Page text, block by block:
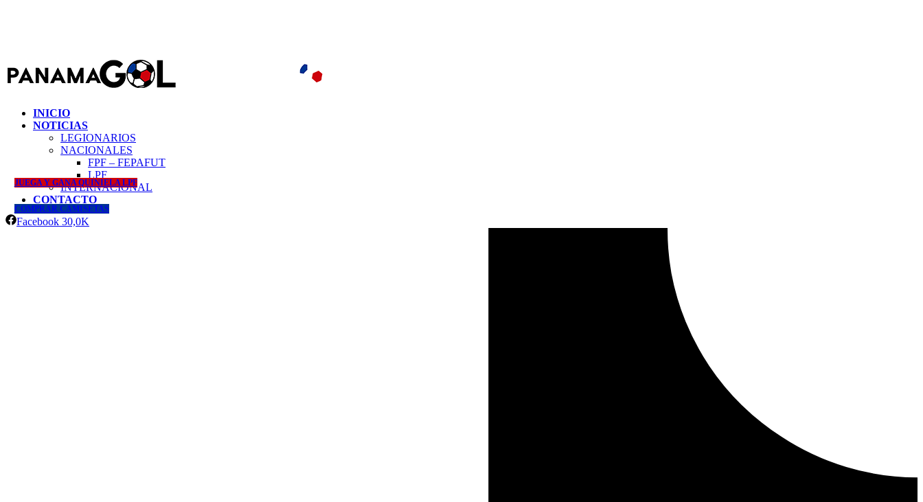
INICIO
NOTICIAS
LEGIONARIOS
NACIONALES
FPF – FEPAFUT
LPF
INTERNACIONAL
CONTACTO
JUEGA Y GANA QUINIELA LPF
COMPRAR CAMISETAS
Facebook 30,0K